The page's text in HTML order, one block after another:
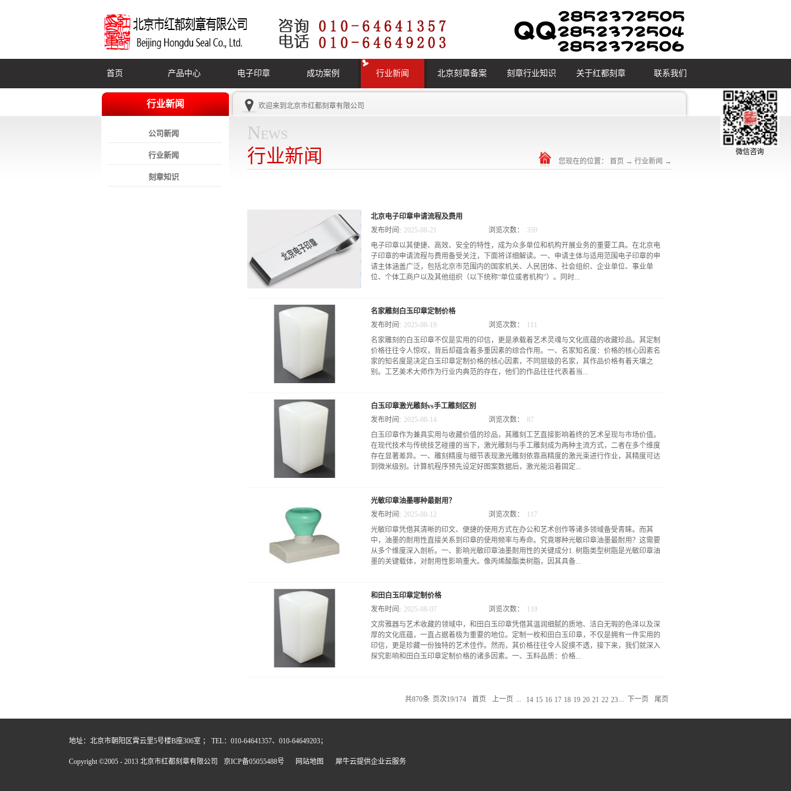
首页 产品中心 电子印章 成功案例 行业新闻 北京刻章备案 刻章行业知识 关于红都刻章 联系我们
行业新闻
公司新闻
行业新闻
刻章知识
欢迎来到 北京市红都刻章有限公司
News
行业新闻
您现在的位置： 首页 → 行业新闻 →
北京电子印章申请流程及费用
电子印章以其便捷、高效、安全的特性，成为众多单位和机构开展业务的重要工具。在北京电
子印章的申请流程与费用备受关注，下面将详细解读。一、申请主体与适用范围电子印章的申
请主体涵盖广泛，包括北京市范围内的国家机关、人民团体、社会组织、企业单位、事业单
位、个体工商户以及其他组织（以下统称“单位或者机构”）。同时...
，单位或机构中的法定代表人、经营者、主要负责人、财务负责人、单位或机构授权代表人等
人员，若因单位事务办理需要，也可申请具有法律效力的个人名章电子化形式。二、申请流程
1、新设单位或机构自2021年1月20日起，北京市推出便民惠企新举措，对于新开办企业，在登
记注册环节实现了重大突破。申请人通过北京市企业服务“e窗通”平台申请开办企业时，流程得
到了极大简化。在这个平台上，原本分散在各部门的营业执照申请、公章发放、发票领取、员
工“五险一金”登记和银行开户等多个繁琐环节，被巧妙地合并为一体。申请人只需进行1次申
报，即可在1天内快速办结所有开办事项，且全程实现“零成本”。尤为值得一提的是，企业设立
专用章、合同专用章和法定代表人名章的电子印章。对于新设的国家机关、人民团体，申请制
作电子印章则按照国家有关专门规定执行，具体流程和要求会...
发布时间: 2025-08-21 浏览次数： 359
名家雕刻白玉印章定制价格
名家雕刻的白玉印章不仅是实用的印信，更是承载着艺术灵魂与文化底蕴的收藏珍品。其定制
价格往往令人惊叹，背后却蕴含着多重因素的综合作用。一、名家知名度：价格的核心因素名
家的知名度是决定白玉印章定制价格的核心因素，不同层级的名家，其作品价格有着天壤之
别。工艺美术大师作为行业内典范的存在，他们的作品往往代表着当...
代雕刻艺术的高水准。这些大师不仅拥有深厚的艺术造诣，还在长期的创作实践中形成了独特
的艺术风格，其作品具有极高的艺术价值和收藏价值。由他们定制雕刻白玉印章，单克价格可
达数万元甚至更高。例如，一位多次获得奖项、作品被各大博物馆收藏的大师，为客户定制一
枚100克左右的和田白玉籽料印章，价格可能突破千万元。这不仅是对其技艺的认可，更是对其
艺术地位的肯定。省级工艺美术大师的作品价格虽低于大师，但同样处于较高水平。他们在区
域内享有盛誉，技艺精湛，作品风格鲜明。定制一枚省级大师雕刻的白玉印章，单克价格通常
在数千元到上万元之间。一枚50克左右，玉质优良的白玉印章，定制价格可能在数十万元。而
升，作品价格也会逐年上涨。二、雕刻工艺复杂度：技艺价值的直观体现名家雕刻白玉印章，
工艺复杂度直接影响着定制价格。简单的素章，即仅进行规整的造型处理，不做过...
发布时间: 2025-08-19 浏览次数： 111
白玉印章激光雕刻vs手工雕刻区别
白玉印章作为兼具实用与收藏价值的珍品，其雕刻工艺直接影响着终的艺术呈现与市场价值。
在现代技术与传统技艺碰撞的当下，激光雕刻与手工雕刻成为两种主流方式，二者在多个维度
存在显著差异。一、雕刻精度与细节表现激光雕刻依靠高精度的激光束进行作业，其精度可达
到微米级别。计算机程序预先设定好图案数据后，激光能沿着固定...
轨迹精准切割或灼烧玉料表面，无论是复杂的几何图案、细密的文字纹路，还是具有规律性的
重复纹样，都能完美复刻，误差极小。例如在雕刻一枚带有防伪暗纹的白玉印章时，激光雕刻
能将暗纹的线条粗细控制在0.1毫米以内，且每一处纹路的深浅、角度都保持高度一致，这种规
整性是手工雕刻难以企及的。手工雕刻则依赖工匠的手感与经验，精度更多体现在对玉料特性
的顺应与艺术表达上。由于人力操作存在细微波动，雕刻出的线条可能会有细微的弧度变化或
深浅差异，但这种“不完美”恰恰赋予了作品独特的生命力。比如雕刻一朵白玉印章上的兰花，
工匠会根据玉料的天然肌理调整花瓣的舒展程度，叶脉的走向也会随手部力度的轻重呈现出自
代简约风格或需要严格遵循规范的图案，如企业logo、标准化的印章字体等。由于图案由数字
建模生成，激光雕刻的作品缺乏手工雕刻中那种因工匠个人审美与情感融...
发布时间: 2025-08-14 浏览次数： 87
光敏印章油墨哪种最耐用？
光敏印章凭借其清晰的印文、便捷的使用方式在办公和艺术创作等诸多领域备受青睐。而其
中，油墨的耐用性直接关系到印章的使用频率与寿命。究竟哪种光敏印章油墨最耐用？这需要
从多个维度深入剖析。一、影响光敏印章油墨耐用性的关键成分1. 树脂类型树脂是光敏印章油
墨的关键载体，对耐用性影响重大。像丙烯酸酯类树脂，因其具备...
良好的成膜性与耐化学腐蚀性，广泛应用于高品质光敏油墨中。当油墨固化后，丙烯酸酯树脂
形成的坚韧薄膜能够有效抵御日常使用中的摩擦、刮蹭以及外界环境因素的侵蚀，从而保证印
文的清晰度与完整性，延长油墨的使用寿命。与之相比，一些普通树脂在耐磨损和抗老化性能
上相对较弱，使用这类树脂的油墨在频繁使用后，容易出现印文模糊、掉色等问题。2. 颜料特
性颜料赋予油墨色彩，其特性同样决定了耐用性。无机颜料，如炭黑等，具有出色的耐光性、
耐候性和化学稳定性。以10微米炭黑用于光敏章油墨为例，它不仅能对特定波长光线快速响
应，还具备较高光稳定性，在长时间光照下性能稳定，且拥有良好热稳定性、耐久性和抗刮擦
用。例如，添加适量的抗氧化剂可以有效抑制油墨在使用和储存过程中的氧...
发布时间: 2025-08-12 浏览次数： 117
和田白玉印章定制价格
文房雅器与艺术收藏的领域中，和田白玉印章凭借其温润细腻的质地、洁白无瑕的色泽以及深
厚的文化底蕴，一直占据着极为重要的地位。定制一枚和田白玉印章，不仅是拥有一件实用的
印信，更是珍藏一份独特的艺术佳作。然而，其价格往往令人捉摸不透，接下来，我们就深入
探究影响和田白玉印章定制价格的诸多因素。一、玉料品质：价格...
的白玉，尤其是籽料，因长期受河水冲刷筛选，质地细腻温润，油脂感强，其价格远高于其他
度较大，但质地相对疏松，价格每克从几百元到数千元不等；而优 质的和田白玉籽料，克价可
润感，价格会大打折扣。纯净度也至关重要，玉料中无杂质、无绺裂的白玉，能为印章增色不
发布时间: 2025-08-07 浏览次数： 119
共870条 页次19/174 首页 上一页 ... 14 15 16 17 18 19 20 21 22 23 ... 下一页 尾页
地址：北京市朝阳区霄云里5号楼B座306室 ； TEL：010-64641357、010-64649203；
Copyright ©2005 - 2013 北京市红都刻章有限公司 京ICP备05055488号 网站地图 犀牛云提供企业云服务
微信咨询